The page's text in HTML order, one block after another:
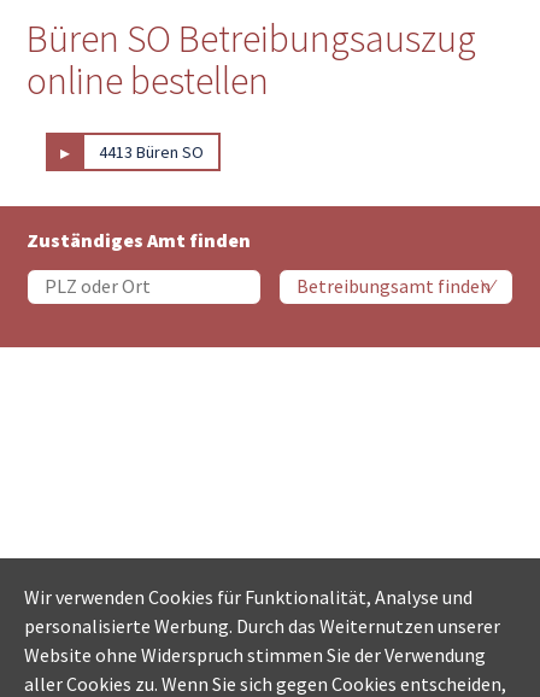
Büren SO Betreibungsauszug
online bestellen
▸ 4413 Büren SO
Zuständiges Amt finden
Wir verwenden Cookies für Funktionalität, Analyse und
personalisierte Werbung. Durch das Weiternutzen unserer
Website ohne Widerspruch stimmen Sie der Verwendung
aller Cookies zu. Wenn Sie sich gegen Cookies entscheiden,